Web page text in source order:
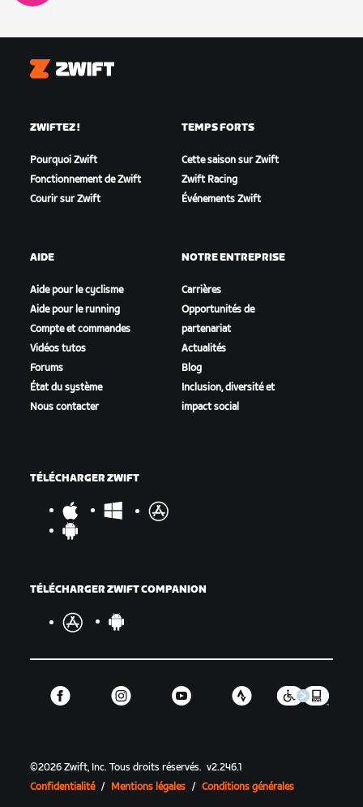
Zwift
ZWIFTEZ !
Pourquoi Zwift
Fonctionnement de Zwift
Courir sur Zwift
TEMPS FORTS
Cette saison sur Zwift
Zwift Racing
Événements Zwift
AIDE
Aide pour le cyclisme
Aide pour le running
Compte et commandes
Vidéos tutos
Forums
État du système
Nous contacter
NOTRE ENTREPRISE
Carrières
Opportunités de
partenariat
Actualités
Blog
Inclusion, diversité et
impact social
TÉLÉCHARGER ZWIFT
TÉLÉCHARGER ZWIFT COMPANION
©2026 Zwift, Inc.Tous droits réservés. v2.246.1
Confidentialité / Mentions légales / Conditions générales